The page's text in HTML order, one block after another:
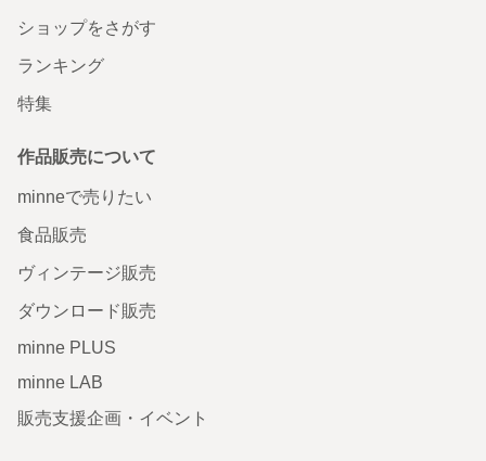
ショップをさがす
ランキング
特集
作品販売について
minneで売りたい
食品販売
ヴィンテージ販売
ダウンロード販売
minne PLUS
minne LAB
販売支援企画・イベント